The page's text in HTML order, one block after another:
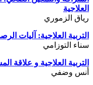
العلاجية
رياق الزموري
التربية العلاجية: آليات
سناء التوزامي
التربية العلاجية و علاقة
أنس وضفي